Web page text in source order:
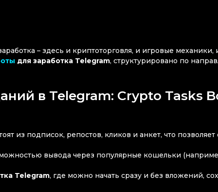
– здесь и криптоторговля, и игровые механики,
для заработка Telegram, структурировано по
в Telegram: Crypto Tasks
из подписок, репостов, кликов и анкет, что позволяет
вывода через популярные кошельки
Telegram, где можно начать сразу и без вложений,